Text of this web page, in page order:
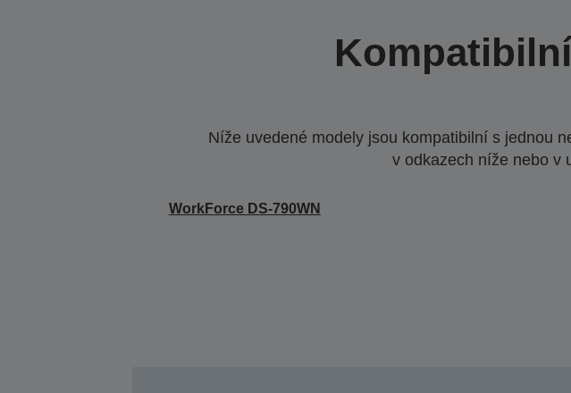
Níže uvedené modely jsou kompatibilní s jednou
v odkazech níže nebo v
WorkForce DS-790WN